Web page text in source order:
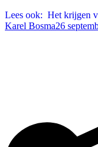
Lees ook: Het krijgen
Karel Bosma26